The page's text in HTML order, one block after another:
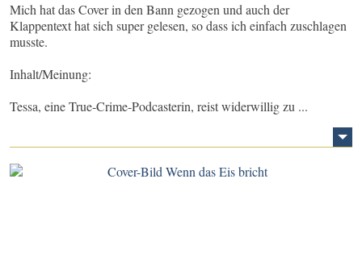
Mich hat das Cover in den Bann gezogen und auch der
Klappentext hat sich super gelesen, so dass ich einfach zuschlagen
musste.
Inhalt/Meinung:
Tessa, eine True‑Crime‑Podcasterin, reist widerwillig zu ...